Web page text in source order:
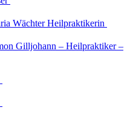
Wächter Heilpraktikerin
Gilljohann – Heilpraktiker –